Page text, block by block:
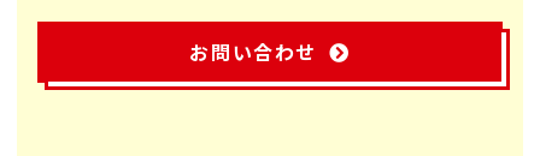
お問い合わせ